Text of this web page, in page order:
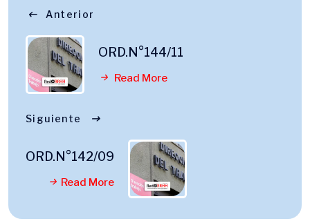
Anterior
ORD.N°144/11
Read More
Siguiente
ORD.N°142/09
Read More